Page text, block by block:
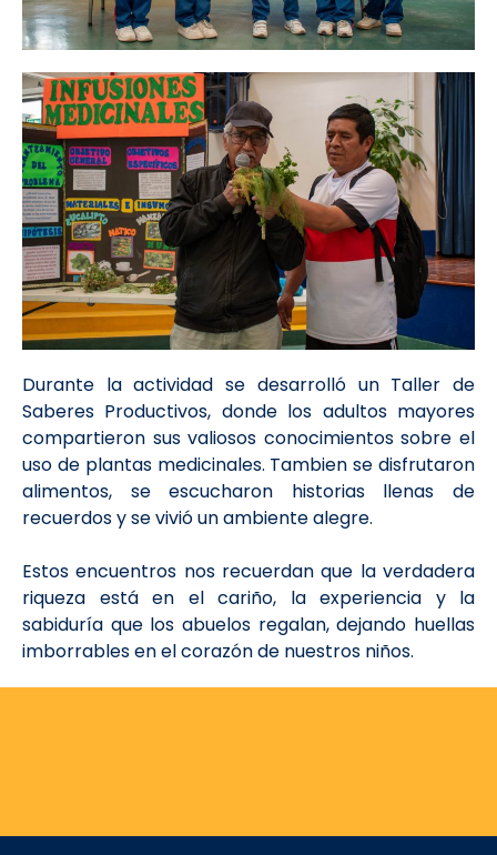
Durante la actividad se desarrolló un Taller de
Saberes Productivos, donde los adultos mayores
compartieron sus valiosos conocimientos sobre el
uso de plantas medicinales. Tambien se disfrutaron
alimentos, se escucharon historias llenas de
recuerdos y se vivió un ambiente alegre.
Estos encuentros nos recuerdan que la verdadera
riqueza está en el cariño, la experiencia y la
sabiduría que los abuelos regalan, dejando huellas
imborrables en el corazón de nuestros niños.